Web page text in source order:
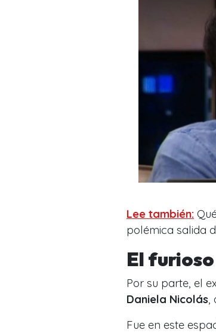
Lee también:
polémica salida
El
Por su parte, el
Daniela Nicolás
Fue en este